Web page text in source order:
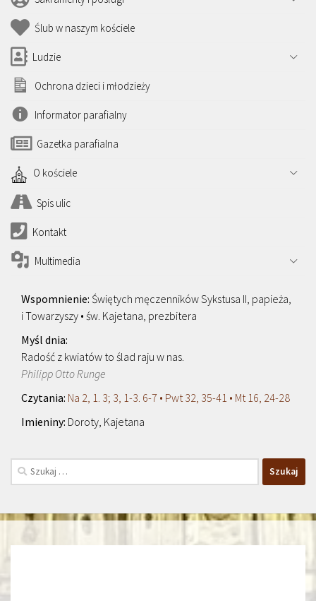
Ślub w naszym kościele
Ludzie
Ochrona dzieci i młodzieży
Informator parafialny
Gazetka parafialna
O kościele
Spis ulic
Kontakt
Multimedia
Świętych męczenników Sykstusa II, papieża,
i Towarzyszy • św. Kajetana, prezbitera
Radość z kwiatów to ślad raju w nas.
Philipp Otto Runge
Na 2, 1. 3; 3, 1-3. 6-7 • Pwt 32, 35-41 • Mt 16, 24-28
Doroty, Kajetana
Szukaj: